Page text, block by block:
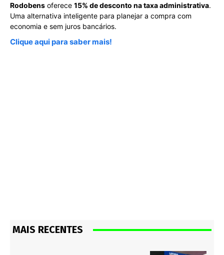
Rodobens oferece 15% de desconto na taxa administrativa.
Uma alternativa inteligente para planejar a compra com
economia e sem juros bancários.
Clique aqui para saber mais!
MAIS RECENTES